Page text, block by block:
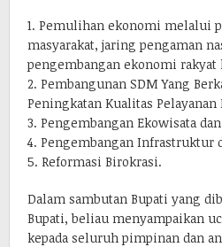
1. Pemulihan ekonomi melalui
masyarakat, jaring pengaman
pengembangan ekonomi rakyat
2. Pembangunan SDM Yang
Peningkatan Kualitas Pelayanan
3. Pengembangan Ekowisata
4. Pengembangan Infrastruktur
5. Reformasi Birokrasi.
Dalam sambutan Bupati yang
Bupati, beliau menyampaikan
kepada seluruh pimpinan dan